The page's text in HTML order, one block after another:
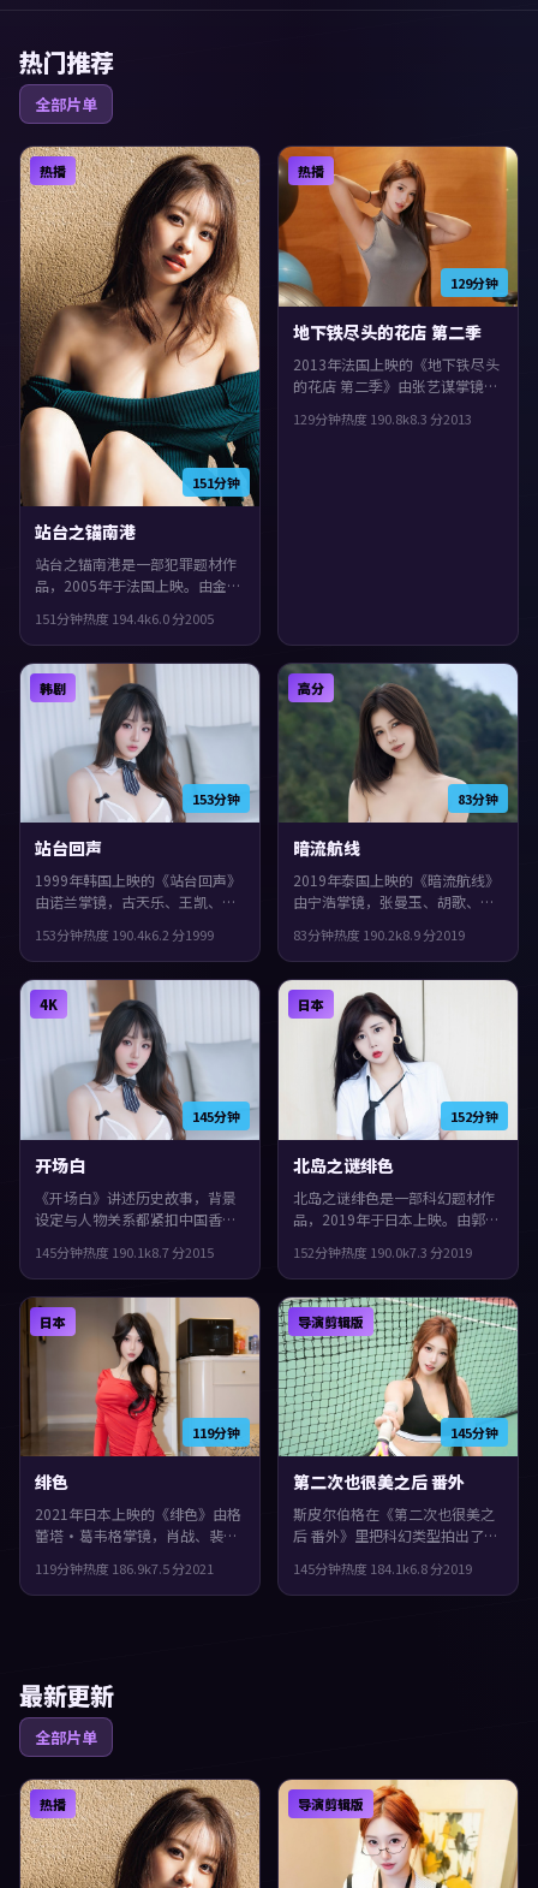
热门推荐
全部片单
151分钟
热播
站台之锚南港
站台之锚南港是一部犯罪题材作
品，2005年于法国上映。由金基
主演。人物在道德与生存之间反
复拉扯，观感紧凑，值得推荐。
151分钟热度 194.4k6.0分2005
129分钟
热播
地下铁尽头的花店 第二季
2013年法国上映的《地下铁尽头
的花店 第二季》由张艺谋掌镜，
绎。类型上偏战争，结局留白，
129分钟热度 190.8k8.3 分2013
153分钟
韩剧
站台回声
1999年韩国上映的《站台回声》
由诺兰掌镜，古天乐、王凯、杨
相像洋葱一样被层层剥开，片尾
余味很足。
153分钟热度 190.4k6.2 分1999
83分钟
高分
暗流航线
2019年泰国上映的《暗流航线》
由宁浩掌镜，张曼玉、胡歌、全
镜头语言偏写实，细节里埋着伏
笔，观感紧凑，值得推荐。
83分钟热度 190.2k8.9分2019
145分钟
4K
开场白
《开场白》讲述历史故事，背景
设定与人物关系都紧扣中国香港
阿方索·卡隆执导，袁泉、张
译、惠英红领衔。结局留白，给
观众回味与讨论空间，观感紧
凑，值得推荐。
145分钟热度 190.1k8.7分2015
152分钟
日本
北岛之谜绯色
北岛之谜绯色是一部科幻题材作
品，2019年于日本上映。由郭帆
主演。结局留白，给观众回味与
讨论空间，整体完成度较高，适
合喜欢细腻叙事与人物刻画的观
众。
152分钟热度 190.0k7.3 分2019
119分钟
日本
绯色
2021年日本上映的《绯色》由格
蕾塔·葛韦格掌镜，肖战、裴斗
冒险，影片在类型框架里仍保留
了作者表达，镜头语言偏写实，
119分钟热度 186.9k7.5分2021
145分钟
导演剪辑版
第二次也很美之后 番外
斯皮尔伯格在《第二次也很美之
后 番外》里把科幻类型拍出了个
年与观众见面。主演包括蒂尔达
·斯文顿、黄渤、安藤樱。结局
145分钟热度 184.1k6.8分2019
最新更新
全部片单
热播 导演剪辑版